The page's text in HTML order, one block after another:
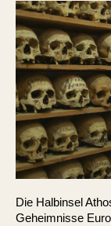
Die Halbinsel
Geheimnisse